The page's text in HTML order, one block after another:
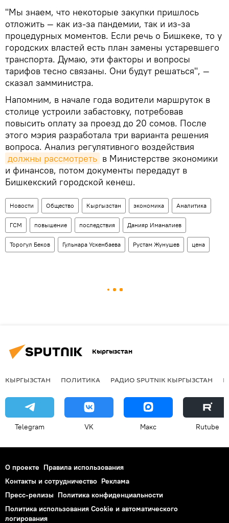
"Мы знаем, что некоторые закупки пришлось
отложить — как из-за пандемии, так и из-за
процедурных моментов. Если речь о Бишкеке, то у
городских властей есть план замены устаревшего
транспорта. Думаю, эти факторы и вопросы
тарифов тесно связаны. Они будут решаться", —
сказал замминистра.
Напомним, в начале года водители маршруток в
столице устроили забастовку, потребовав
повысить оплату за проезд до 20 сомов. После
этого мэрия разработала три варианта решения
вопроса. Анализ регулятивного воздействия
должны рассмотреть в Министерстве экономики
и финансов, потом документы передадут в
Бишкекский городской кенеш.
Новости Общество Кыргызстан экономика Аналитика
ГСМ повышение последствия Данияр Иманалиев
Торогул Беков Гульнара Ускенбаева Рустам Жунушев цена
Кыргызстан
КЫРГЫЗСТАН ПОЛИТИКА РАДИО SPUTNIK КЫРГЫЗСТАН
Telegram VK Макс Rutube
О проекте Правила использования
Контакты и сотрудничество Реклама
Пресс-релизы Политика конфиденциальности
Политика использования Cookie и автоматического
логирования